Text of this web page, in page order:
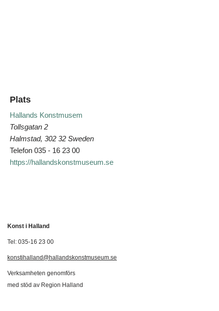
Plats
Hallands Konstmusem
Tollsgatan 2
Halmstad, 302 32 Sweden
Telefon 035 - 16 23 00
https://hallandskonstmuseum.se
Konst i Halland
Tel: 035-16 23 00
konstihalland@hallandskonstmuseum.se
Verksamheten genomförs
med stöd av Region Halland